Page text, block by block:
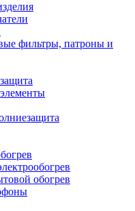
фильтры, патроны и
обогрев